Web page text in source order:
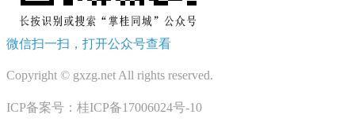
微信扫一扫，打开公众号查看
Copyright © gxzg.net All rights reserved.
ICP备案号：桂ICP备17006024号-10